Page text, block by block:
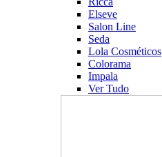
Elseve
Salon Line
Seda
Lola Cosméticos
Colorama
Impala
Ver Tudo